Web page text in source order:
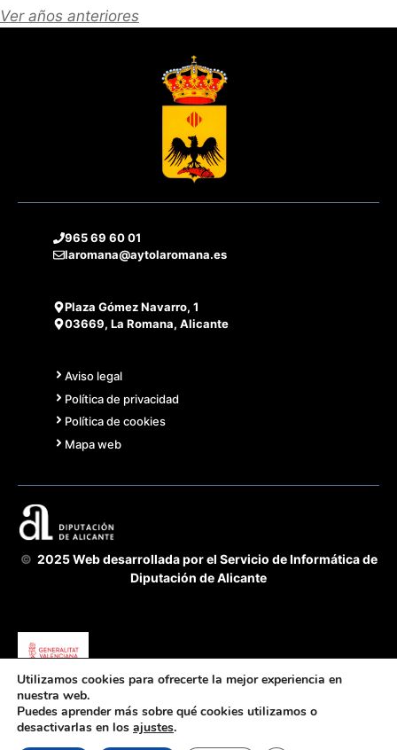
Ver años anteriores
965 69 60 01
laromana@aytolaromana.es
Plaza Gómez Navarro, 1
03669, La Romana, Alicante
Aviso legal
Política de privacidad
Política de cookies
Mapa web
© 2025 Web desarrollada por el Servicio de Informática de
Diputación de Alicante
Acuerdo Cooperación 2025 GVA-Diputación Alicante -
fomento de la transparencia y buen gobierno
Servicio de Transparencia, BOP e Imprenta
Utilizamos cookies para ofrecerte la mejor experiencia en
nuestra web.
Puedes aprender más sobre qué cookies utilizamos o
desactivarlas en los ajustes.